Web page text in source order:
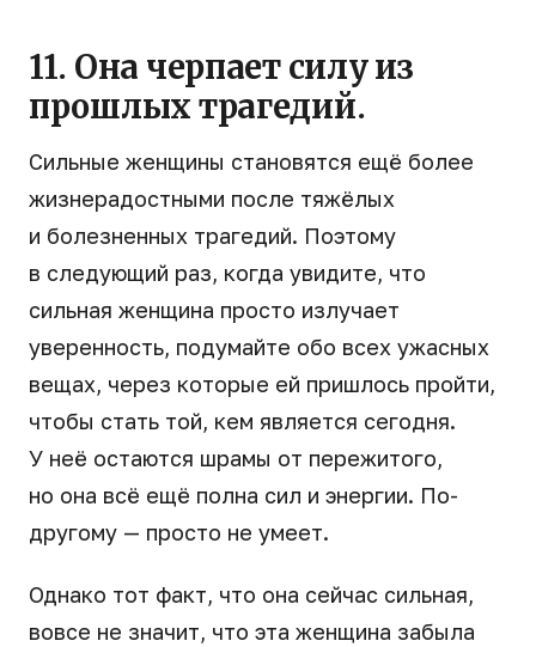
11. Она черпает силу из
прошлых трагедий.
Сильные женщины становятся ещё более
жизнерадостными после тяжёлых
и болезненных трагедий. Поэтому
в следующий раз, когда увидите, что
сильная женщина просто излучает
уверенность, подумайте обо всех ужасных
вещах, через которые ей пришлось пройти,
чтобы стать той, кем является сегодня.
У неё остаются шрамы от пережитого,
но она всё ещё полна сил и энергии. По-
другому — просто не умеет.
Однако тот факт, что она сейчас сильная,
вовсе не значит, что эта женщина забыла